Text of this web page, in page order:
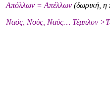
Απόλλων = Απέλλων (δωρική, η
Ναός, Νούς, Ναύς… Τέμπλον